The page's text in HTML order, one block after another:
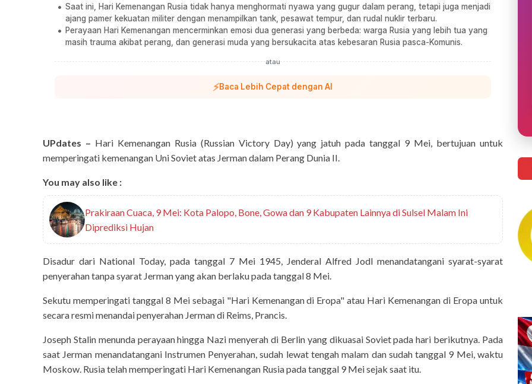
Saat ini, Hari Kemenangan Rusia tidak hanya menghormati nyawa yang gugur dalam perang, tetapi juga menjadi
ajang pamer kekuatan militer dengan menampilkan tank, pesawat tempur, dan rudal nuklir terbaru.
Perayaan Hari Kemenangan mencerminkan emosi dua generasi yang berbeda: warga Rusia yang lebih tua yang
masih trauma akibat perang, dan generasi muda yang bersukacita atas kebesaran Rusia pasca-Komunis.
atau
⚡Baca Lebih Cepat dengan AI
UPdates – Hari Kemenangan Rusia (Russian Victory Day) yang jatuh pada tanggal 9 Mei, bertujuan untuk
memperingati kemenangan Uni Soviet atas Jerman dalam Perang Dunia II.
You may also like :
Prakiraan Cuaca, 9 Mei: Kota Palopo, Bone, Gowa dan 9 Kabupaten Lainnya di Sulsel Malam Ini
Diprediksi Hujan
Disadur dari National Today, pada tanggal 7 Mei 1945, Jenderal Alfred Jodl menandatangani syarat-syarat
penyerahan tanpa syarat Jerman yang akan berlaku pada tanggal 8 Mei.
Sekutu memperingati tanggal 8 Mei sebagai "Hari Kemenangan di Eropa" atau Hari Kemenangan di Eropa untuk
secara resmi menandai penyerahan Jerman di Reims, Prancis.
Joseph Stalin menunda perayaan hingga Nazi menyerah di Berlin yang dikuasai Soviet pada hari berikutnya. Pada
saat Jerman menandatangani Instrumen Penyerahan, sudah lewat tengah malam dan sudah tanggal 9 Mei, waktu
Moskow. Rusia telah memperingati Hari Kemenangan Rusia pada tanggal 9 Mei sejak saat itu.